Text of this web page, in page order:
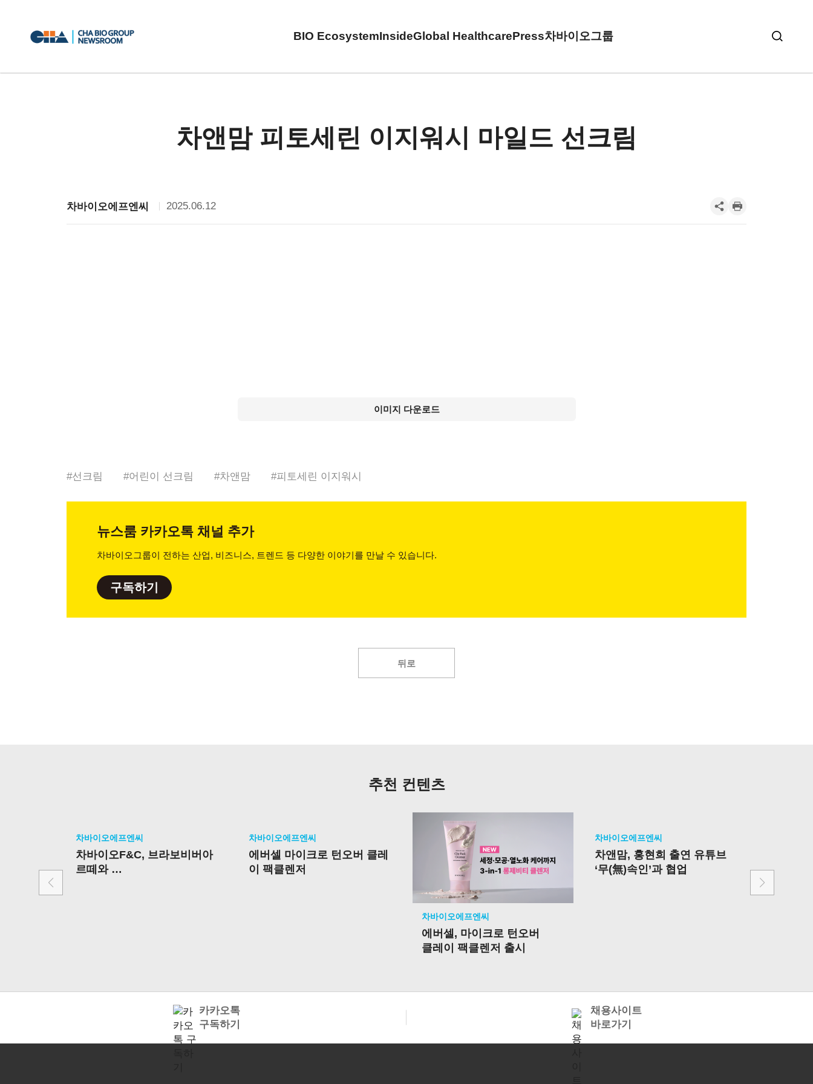
BIO EcosystemInsideGlobal HealthcarePress차바이오그룹
차앤맘 피토세린 이지워시 마일드 선크림
차바이오에프엔씨 2025.06.12
이미지 다운로드
#선크림 #어린이 선크림 #차앤맘 #피토세린 이지워시
뉴스룸 카카오톡 채널 추가
차바이오그룹이 전하는 산업, 비즈니스, 트렌드 등 다양한 이야기를 만날 수 있습니다.
구독하기
뒤로
추천 컨텐츠
차바이오에프엔씨
차바이오F&C, 브라보비버아
르떼와
차바이오에프엔씨
에버셀 마이크로 턴오버 클레
이 팩클렌저
차바이오에프엔씨
에버셀, 마이크로 턴오버
클레이 팩클렌저 출시
차바이오에프엔씨
차앤맘, 홍현희 출연 유튜브
‘무(無)속인’과 협업
용 기업
카카오톡
구독하기
채용사이트
바로가기